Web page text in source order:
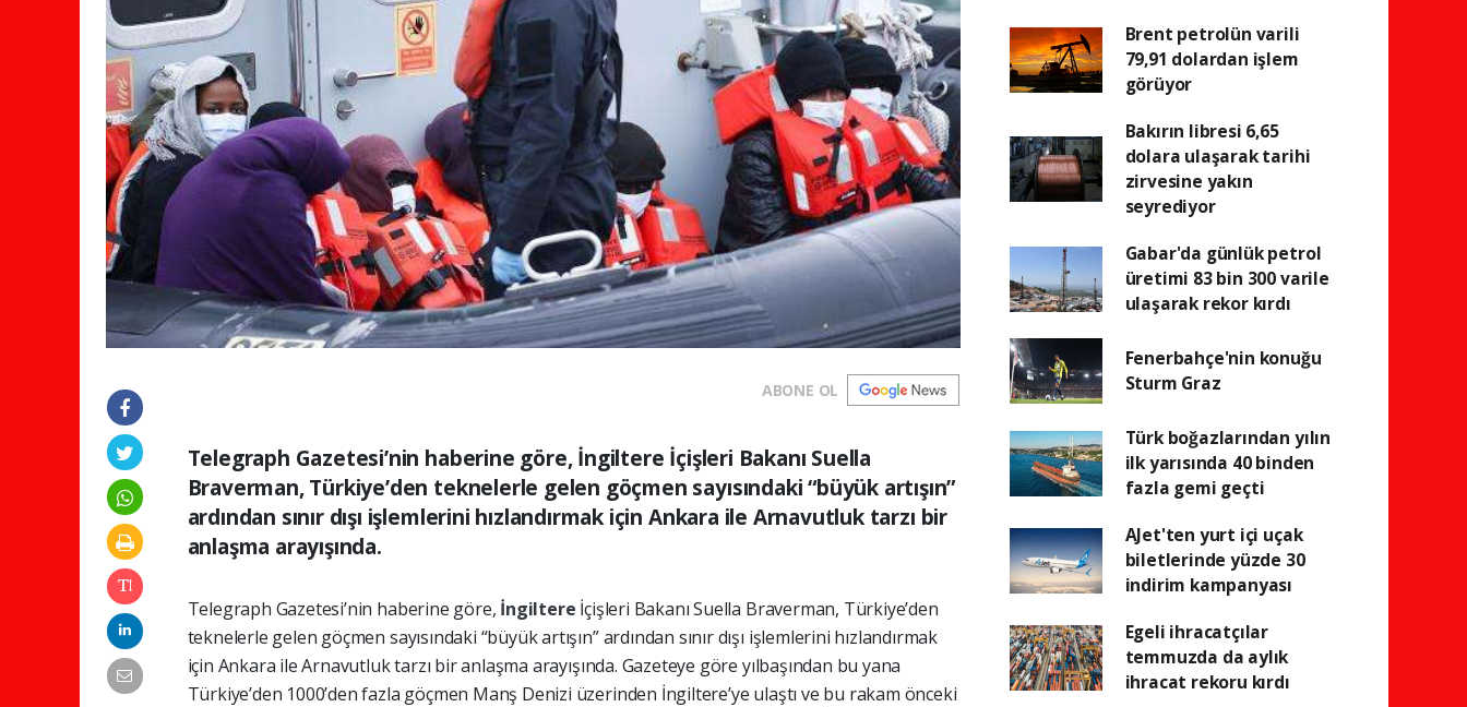
ABONE OL
Telegraph Gazetesi’nin haberine göre, İngiltere İçişleri Bakanı Suella
Braverman, Türkiye’den teknelerle gelen göçmen sayısındaki “büyük artışın”
ardından sınır dışı işlemlerini hızlandırmak için Ankara ile Arnavutluk tarzı bir
anlaşma arayışında.
Telegraph Gazetesi’nin haberine göre, İngiltere İçişleri Bakanı Suella Braverman, Türkiye’den
teknelerle gelen göçmen sayısındaki “büyük artışın” ardından sınır dışı işlemlerini hızlandırmak
için Ankara ile Arnavutluk tarzı bir anlaşma arayışında. Gazeteye göre yılbaşından bu yana
Türkiye’den 1000’den fazla göçmen Manş Denizi üzerinden İngiltere’ye ulaştı ve bu rakam önceki
Brent petrolün varili
79,91 dolardan işlem
görüyor
Bakırın libresi 6,65
dolara ulaşarak tarihi
zirvesine yakın
seyrediyor
Gabar'da günlük petrol
üretimi 83 bin 300 varile
ulaşarak rekor kırdı
Fenerbahçe'nin konuğu
Sturm Graz
Türk boğazlarından yılın
ilk yarısında 40 binden
fazla gemi geçti
AJet'ten yurt içi uçak
biletlerinde yüzde 30
indirim kampanyası
Egeli ihracatçılar
temmuzda da aylık
ihracat rekoru kırdı